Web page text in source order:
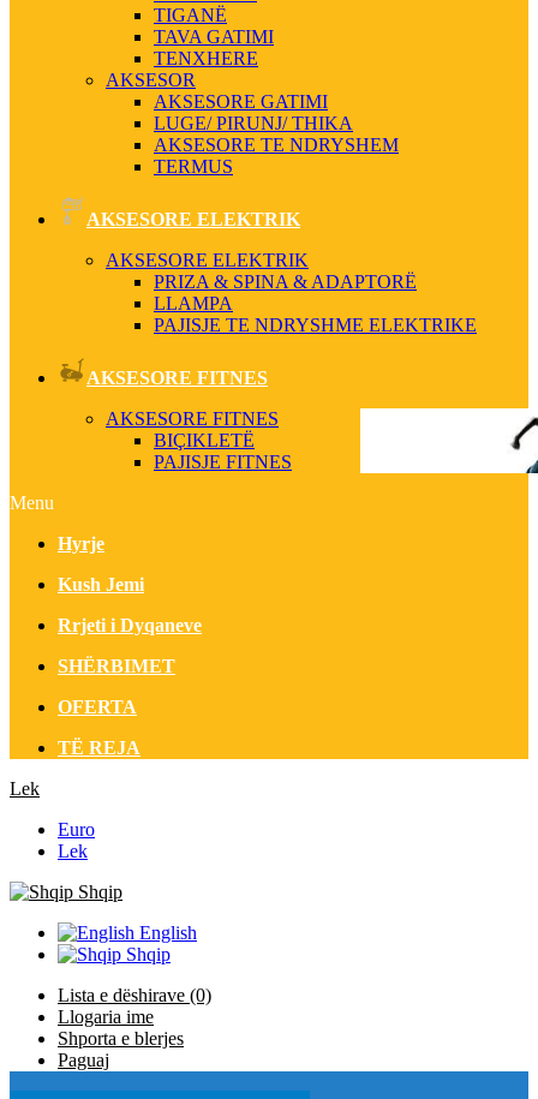
TIGANË
TAVA GATIMI
TENXHERE
AKSESOR
AKSESORE GATIMI
LUGE/ PIRUNJ/ THIKA
AKSESORE TE NDRYSHEM
TERMUS
AKSESORE ELEKTRIK
AKSESORE ELEKTRIK
PRIZA & SPINA & ADAPTORË
LLAMPA
PAJISJE TE NDRYSHME ELEKTRIKE
AKSESORE FITNES
AKSESORE FITNES
BIÇIKLETË
PAJISJE FITNES
Menu
Hyrje
Kush Jemi
Rrjeti i Dyqaneve
SHËRBIMET
OFERTA
TË REJA
Lek
Euro
Lek
Shqip
English
Shqip
Lista e dëshirave (0)
Llogaria ime
Shporta e blerjes
Paguaj